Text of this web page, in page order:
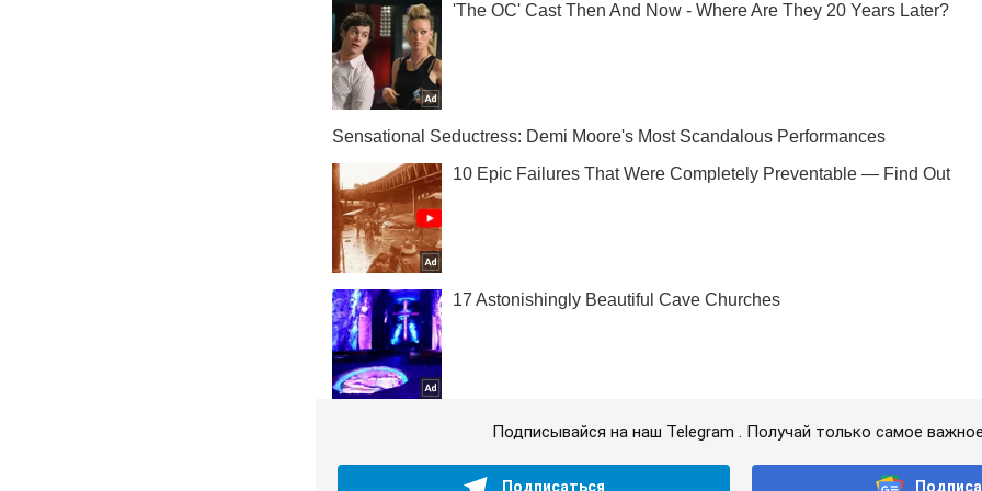
Подписывайся на наш Telegram . Получай только самое
Подписаться